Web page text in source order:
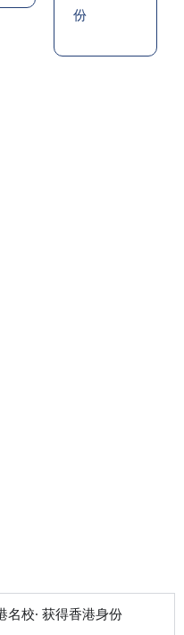
份
校· 获得香港身份